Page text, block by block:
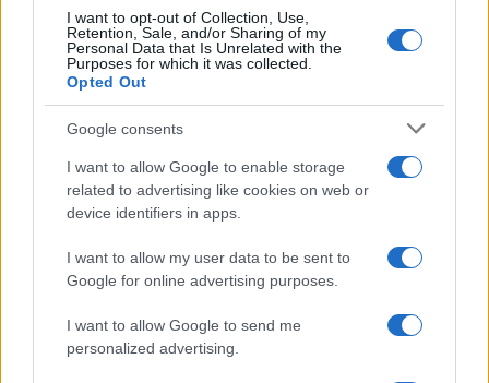
I want to opt-out of Collection, Use,
Retention, Sale, and/or Sharing of my
Personal Data that Is Unrelated with the
Purposes for which it was collected.
Opted Out
Google consents
I want to allow Google to enable storage
related to advertising like cookies on web or
device identifiers in apps.
I want to allow my user data to be sent to
Google for online advertising purposes.
I want to allow Google to send me
personalized advertising.
indítottak a szerencsétlenség
ügyében.
A teheráni kormány egyenként 150 ezer dollár
kártérítést ajánlott fel az áldozatok
hozzátartozóinak. Ukrajna azonban azt
közölte, hogy a kártérítést tárgyalásokon
kell meghatározni, miután megállapították a
tragédia okait és bíróság elé állították a
felelősöket.